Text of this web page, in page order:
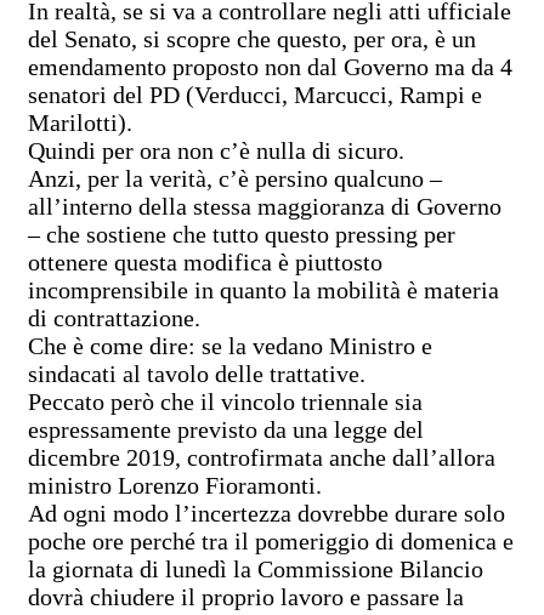
In realtà, se si va a controllare negli atti ufficiale
del Senato, si scopre che questo, per ora, è un
emendamento proposto non dal Governo ma da 4
senatori del PD (Verducci, Marcucci, Rampi e
Marilotti).
Quindi per ora non c’è nulla di sicuro.
Anzi, per la verità, c’è persino qualcuno –
all’interno della stessa maggioranza di Governo
– che sostiene che tutto questo pressing per
ottenere questa modifica è piuttosto
incomprensibile in quanto la mobilità è materia
di contrattazione.
Che è come dire: se la vedano Ministro e
sindacati al tavolo delle trattative.
Peccato però che il vincolo triennale sia
espressamente previsto da una legge del
dicembre 2019, controfirmata anche dall’allora
ministro Lorenzo Fioramonti.
Ad ogni modo l’incertezza dovrebbe durare solo
poche ore perché tra il pomeriggio di domenica e
la giornata di lunedì la Commissione Bilancio
dovrà chiudere il proprio lavoro e passare la